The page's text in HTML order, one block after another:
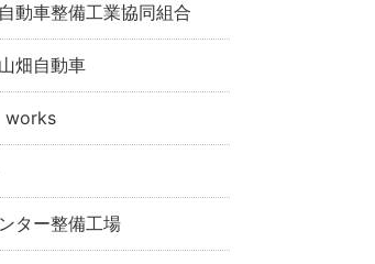
動車整備工業協同組合
畑自動車
ター整備工場